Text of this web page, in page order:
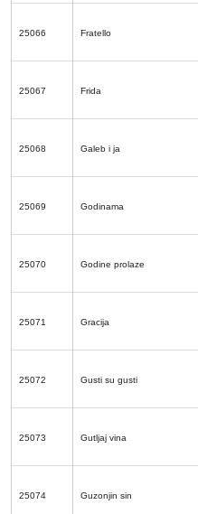
25066 Fratello
25067 Frida
25068 Galeb i ja
25069 Godinama
25070 Godine prolaze
25071 Gracija
25072 Gusti su gusti
25073 Gutljaj vina
25074 Guzonjin sin